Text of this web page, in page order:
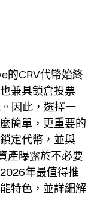
的CRV代幣始終
兼具鎖倉投票
因此，選擇一
簡單，更重要的
定代幣，並與
產曝露於不必要
年最值得推
特色，並詳細解